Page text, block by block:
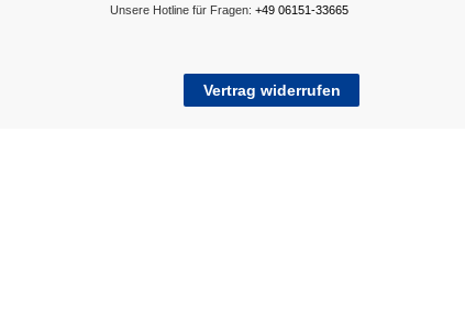
Unsere Hotline für Fragen:+49 06151-33665
Vertrag widerrufen